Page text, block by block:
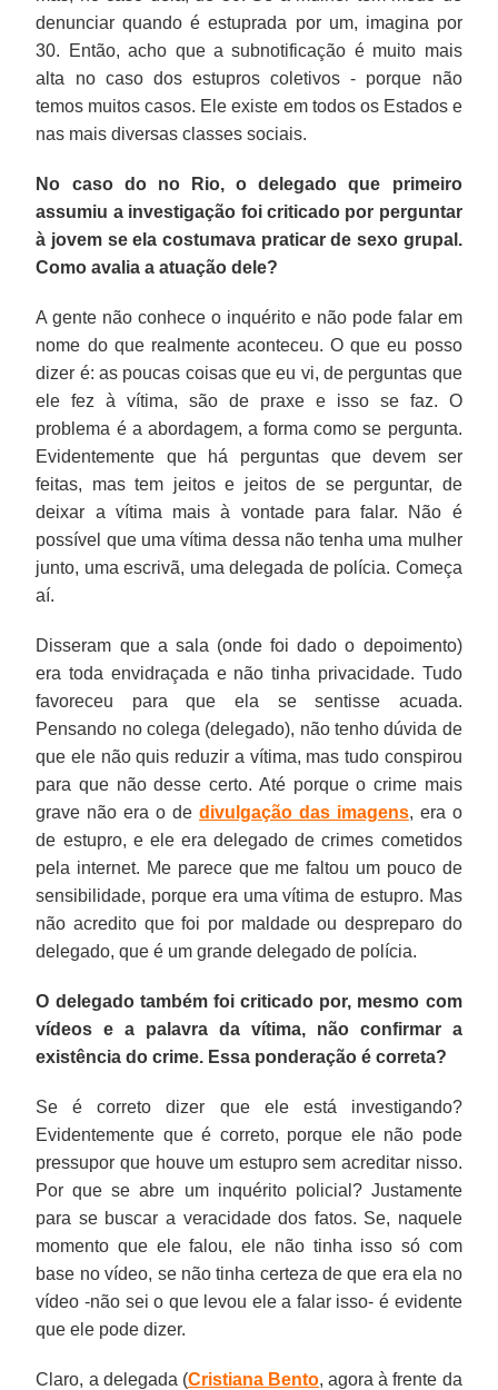
denunciar quando é estuprada por um, imagina por
30. Então, acho que a subnotificação é muito mais
alta no caso dos estupros coletivos - porque não
temos muitos casos. Ele existe em todos os Estados e
nas mais diversas classes sociais.
No caso do no Rio, o delegado que primeiro
assumiu a investigação foi criticado por perguntar
à jovem se ela costumava praticar de sexo grupal.
Como avalia a atuação dele?
A gente não conhece o inquérito e não pode falar em
nome do que realmente aconteceu. O que eu posso
dizer é: as poucas coisas que eu vi, de perguntas que
ele fez à vítima, são de praxe e isso se faz. O
problema é a abordagem, a forma como se pergunta.
Evidentemente que há perguntas que devem ser
feitas, mas tem jeitos e jeitos de se perguntar, de
deixar a vítima mais à vontade para falar. Não é
possível que uma vítima dessa não tenha uma mulher
junto, uma escrivã, uma delegada de polícia. Começa
aí.
Disseram que a sala (onde foi dado o depoimento)
era toda envidraçada e não tinha privacidade. Tudo
favoreceu para que ela se sentisse acuada.
Pensando no colega (delegado), não tenho dúvida de
que ele não quis reduzir a vítima, mas tudo conspirou
para que não desse certo. Até porque o crime mais
grave não era o de divulgação das imagens, era o
de estupro, e ele era delegado de crimes cometidos
pela internet. Me parece que me faltou um pouco de
sensibilidade, porque era uma vítima de estupro. Mas
não acredito que foi por maldade ou despreparo do
delegado, que é um grande delegado de polícia.
O delegado também foi criticado por, mesmo com
vídeos e a palavra da vítima, não confirmar a
existência do crime. Essa ponderação é correta?
Se é correto dizer que ele está investigando?
Evidentemente que é correto, porque ele não pode
pressupor que houve um estupro sem acreditar nisso.
Por que se abre um inquérito policial? Justamente
para se buscar a veracidade dos fatos. Se, naquele
momento que ele falou, ele não tinha isso só com
base no vídeo, se não tinha certeza de que era ela no
vídeo -não sei o que levou ele a falar isso- é evidente
que ele pode dizer.
Claro, a delegada (Cristiana Bento, agora à frente da